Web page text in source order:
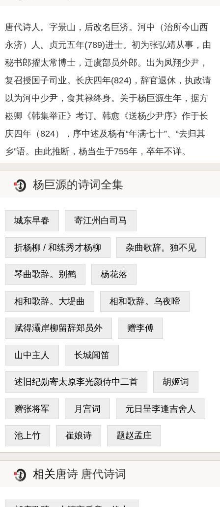
唐代诗人。字景山，后改名巨济。河中（治所今山西
永济）人。贞元五年(789)进士。初为张弘靖从事，由
秘书郎擢太常博士，迁虞部员外郎。出为凤翔少尹，
复召授国子司业。长庆四年(824)，辞官退休，执政请
以为河中少尹，食其禄终身。关于杨巨源生年，据方
崧卿《韩集举正》考订。韩愈《送杨少尹序》作于长
庆四年（824），序中述及杨有“年满七十”、“去归其
乡”语。由此推断，杨当生于755年，卒年不详。
杨巨源的诗词全集
城东早春 寄江州白司马
折杨柳 / 和练秀才杨柳 杂曲歌辞。独不见
琴曲歌辞。别鹤 杨花落
相和歌辞。大堤曲 相和歌辞。乌夜啼
赋得灞岸柳留辞郑员外 赠李傅
山中主人 长城闻笛
述旧纪勋寄太原李光颜侍中二首 胡姬词
赠张将军 月宫词 元日呈李逢吉舍人
池上竹 崔娘诗 题赵孟庄
相关唐诗 唐代诗词